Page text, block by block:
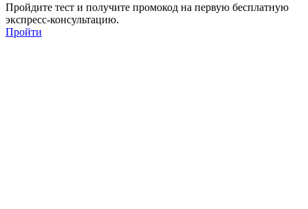
Пройдите тест и получите промокод на первую бесплатную
экспресс-консультацию.
Пройти